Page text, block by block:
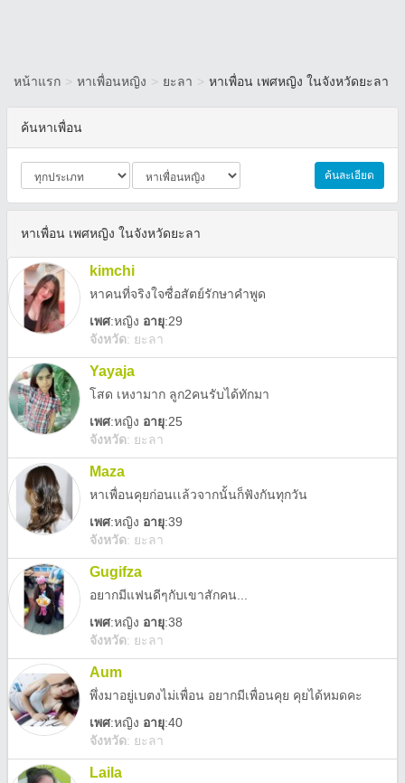
หน้าแรก > หาเพื่อนหญิง > ยะลา > หาเพื่อน เพศหญิง ในจังหวัดยะลา
ค้นหาเพื่อน
ค้นละเอียด
หาเพื่อน เพศหญิง ในจังหวัดยะลา
kimchi
หาคนที่จริงใจซื่อสัตย์รักษาคำพูด
เพศ:หญิง อายุ:29
จังหวัด: ยะลา
Yayaja
โสด เหงามาก ลูก2คนรับได้ทักมา
เพศ:หญิง อายุ:25
จังหวัด: ยะลา
Maza
หาเพื่อนคุยก่อนเเล้วจากนั้นก็ฟังกันทุกวัน
เพศ:หญิง อายุ:39
จังหวัด: ยะลา
Gugifza
อยากมีแฟนดีๆกับเขาสักคน...
เพศ:หญิง อายุ:38
จังหวัด: ยะลา
Aum
พึ่งมาอยู่เบตงไม่เพื่อน อยากมีเพื่อนคุย คุยได้หมดคะ
เพศ:หญิง อายุ:40
จังหวัด: ยะลา
Laila